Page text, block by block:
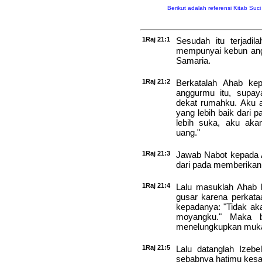
Berikut adalah referensi Kitab
1Raj 21:1
Sesudah itu
mempunyai kebun
Samaria.
1Raj 21:2
Berkatalah Ahab
anggurmu itu,
dekat rumahku. Aku
yang lebih baik dari
lebih suka, aku
uang."
1Raj 21:3
Jawab Nabot kepada
dari pada
1Raj 21:4
Lalu masuklah
gusar karena
kepadanya: "Tidak
moyangku." Maka
menelungkupkan
1Raj 21:5
Lalu datanglah
sebabnya hatimu